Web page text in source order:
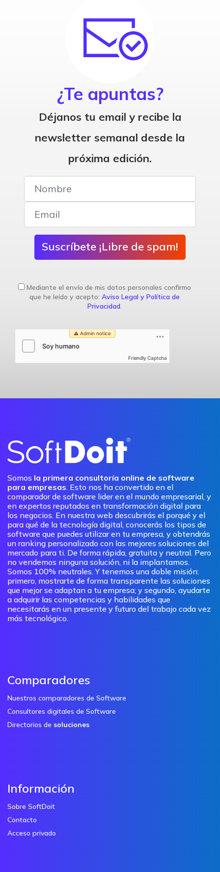
¿Te apuntas?
Déjanos tu email y recibe la
newsletter semanal desde la
próxima edición.
Suscríbete ¡Libre de spam!
Mediante el envío de mis datos personales confirmo
que he leído y acepto: Aviso Legal y Política de
Privacidad.
Friendly Captcha
Somos la primera consultoría online de software
para empresas. Esto nos ha convertido en el
comparador de software lider en el mundo empresarial, y
en expertos reputados en transformación digital para
los negocios. En nuestra web descubrirás el porqué y el
para qué de la tecnología digital, conocerás los tipos de
software que puedes utilizar en tu empresa, y obtendrás
un ranking personalizado con las mejores soluciones del
mercado para ti. De forma rápida, gratuita y neutral. Pero
no vendemos ninguna solución, ni la implantamos.
Somos 100% neutrales. Y tenemos una doble misión:
primero, mostrarte de forma transparente las soluciones
que mejor se adaptan a tu empresa; y segundo, ayudarte
a adquirir las competencias y habilidades que
necesitarás en un presente y futuro del trabajo cada vez
más tecnológico.
Comparadores
Nuestros comparadores de Software
Consultores digitales de Software
Directorios de soluciones
Información
Sobre SoftDoit
Contacto
Acceso privado